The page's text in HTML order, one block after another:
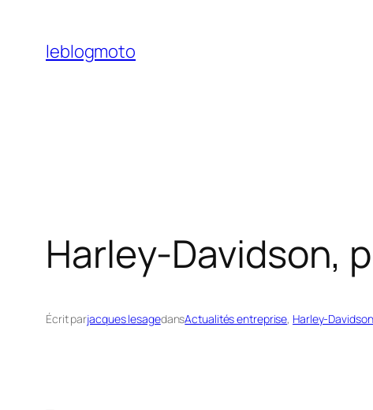
contenu
leblogmoto
Harley-Davidson,
Écrit parjacques lesagedansActualités entreprise, Harley-Davidson